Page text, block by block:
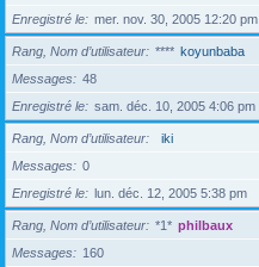
Enregistré le
mer. nov. 30, 2005 12:20 pm
Rang, Nom d’utilisateur **** koyunbaba
Messages
48
Enregistré le
sam. déc. 10, 2005 4:06 pm
Rang, Nom d’utilisateur
iki
Messages
0
Enregistré le
lun. déc. 12, 2005 5:38 pm
Rang, Nom d’utilisateur *1* philbaux
Messages
160